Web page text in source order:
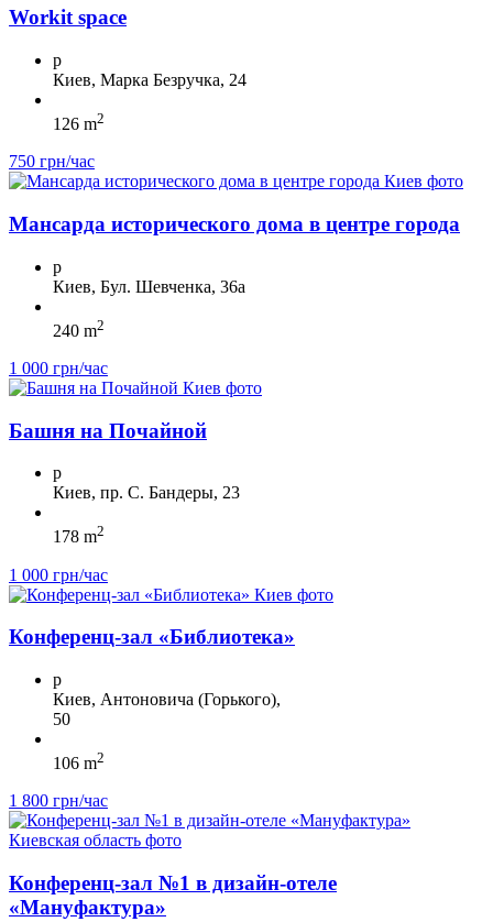
Workit space
p
Киев, Марка Безручка, 24
126 m2
750 грн/час
Мансарда исторического дома в центре города
p
Киев, Бул. Шевченка, 36а
240 m2
1 000 грн/час
Башня на Почайной
p
Киев, пр. С. Бандеры, 23
178 m2
1 000 грн/час
Конференц-зал «Библиотека»
p
Киев, Антоновича (Горького),
50
106 m2
1 800 грн/час
Конференц-зал №1 в дизайн-отеле
«Мануфактура»